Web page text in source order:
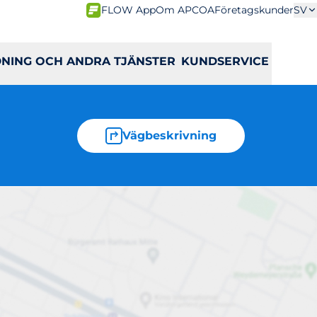
FLOW AppOm APCOAFöretagskunderSV
OCH ANDRA TJÄNSTER KUNDSERVICE
Vägbeskrivning